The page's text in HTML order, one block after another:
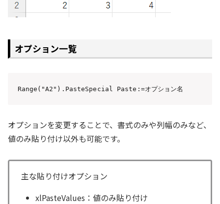
オプション一覧
Range("A2").PasteSpecial Paste:=オプション名
オプションを変更することで、書式のみや列幅のみなど、
値のみ貼り付け以外も可能です。
主な貼り付けオプション
xlPasteValues：値のみ貼り付け